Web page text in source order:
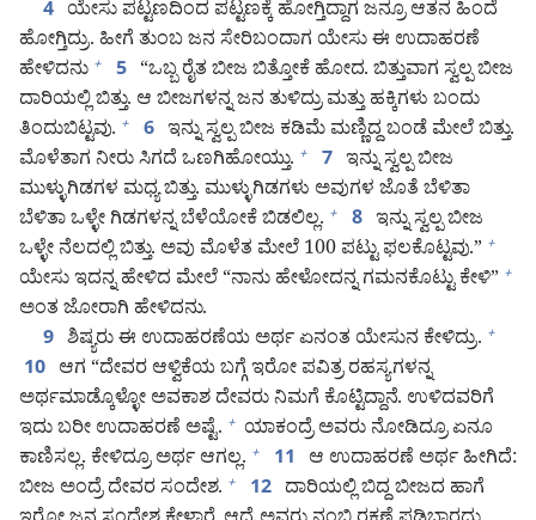
4 ಯೇಸು ಪಟ್ಟಣದಿಂದ ಪಟ್ಟಣಕ್ಕೆ ಹೋಗ್ತಿದ್ದಾಗ ಜನ್ರೂ ಆತನ ಹಿಂದೆ
ಹೋಗ್ತಿದ್ರು. ಹೀಗೆ ತುಂಬ ಜನ ಸೇರಿಬಂದಾಗ ಯೇಸು ಈ ಉದಾಹರಣೆ
ಹೇಳಿದನು + 5 “ಒಬ್ಬ ರೈತ ಬೀಜ ಬಿತ್ತೋಕೆ ಹೋದ. ಬಿತ್ತುವಾಗ ಸ್ವಲ್ಪ ಬೀಜ
ದಾರಿಯಲ್ಲಿ ಬಿತ್ತು. ಆ ಬೀಜಗಳನ್ನ ಜನ ತುಳಿದ್ರು ಮತ್ತು ಹಕ್ಕಿಗಳು ಬಂದು
ತಿಂದುಬಿಟ್ಟವು. + 6 ಇನ್ನು ಸ್ವಲ್ಪ ಬೀಜ ಕಡಿಮೆ ಮಣ್ಣಿದ್ದ ಬಂಡೆ ಮೇಲೆ ಬಿತ್ತು.
ಮೊಳೆತಾಗ ನೀರು ಸಿಗದೆ ಒಣಗಿಹೋಯ್ತು. + 7 ಇನ್ನು ಸ್ವಲ್ಪ ಬೀಜ
ಮುಳ್ಳುಗಿಡಗಳ ಮಧ್ಯ ಬಿತ್ತು. ಮುಳ್ಳುಗಿಡಗಳು ಅವುಗಳ ಜೊತೆ ಬೆಳಿತಾ
ಬೆಳಿತಾ ಒಳ್ಳೇ ಗಿಡಗಳನ್ನ ಬೆಳೆಯೋಕೆ ಬಿಡಲಿಲ್ಲ. + 8 ಇನ್ನು ಸ್ವಲ್ಪ ಬೀಜ
ಒಳ್ಳೇ ನೆಲದಲ್ಲಿ ಬಿತ್ತು. ಅವು ಮೊಳೆತ ಮೇಲೆ 100 ಪಟ್ಟು ಫಲಕೊಟ್ಟವು.” +
ಯೇಸು ಇದನ್ನ ಹೇಳಿದ ಮೇಲೆ “ನಾನು ಹೇಳೋದನ್ನ ಗಮನಕೊಟ್ಟು ಕೇಳಿ” +
ಅಂತ ಜೋರಾಗಿ ಹೇಳಿದನು.
9 ಶಿಷ್ಯರು ಈ ಉದಾಹರಣೆಯ ಅರ್ಥ ಏನಂತ ಯೇಸುನ ಕೇಳಿದ್ರು. +
10 ಆಗ “ದೇವರ ಆಳ್ವಿಕೆಯ ಬಗ್ಗೆ ಇರೋ ಪವಿತ್ರ ರಹಸ್ಯಗಳನ್ನ
ಅರ್ಥಮಾಡ್ಕೊಳ್ಳೋ ಅವಕಾಶ ದೇವರು ನಿಮಗೆ ಕೊಟ್ಟಿದ್ದಾನೆ. ಉಳಿದವರಿಗೆ
ಇದು ಬರೀ ಉದಾಹರಣೆ ಅಷ್ಟೆ. + ಯಾಕಂದ್ರೆ ಅವರು ನೋಡಿದ್ರೂ ಏನೂ
ಕಾಣಿಸಲ್ಲ. ಕೇಳಿದ್ರೂ ಅರ್ಥ ಆಗಲ್ಲ. + 11
ಆ ಉದಾಹರಣೆ ಅರ್ಥ ಹೀಗಿದೆ:
ಬೀಜ ಅಂದ್ರೆ ದೇವರ ಸಂದೇಶ. + 12 ದಾರಿಯಲ್ಲಿ ಬಿದ್ದ ಬೀಜದ ಹಾಗೆ